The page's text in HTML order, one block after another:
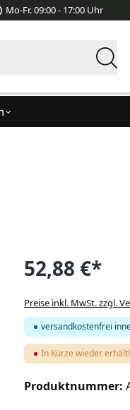
Mo-Fr. 09:00 - 17:00 Uhr
52,88 €*
Preise inkl. MwSt. zzgl.
versandkostenfrei
In Kürze wieder
Produktnummer: